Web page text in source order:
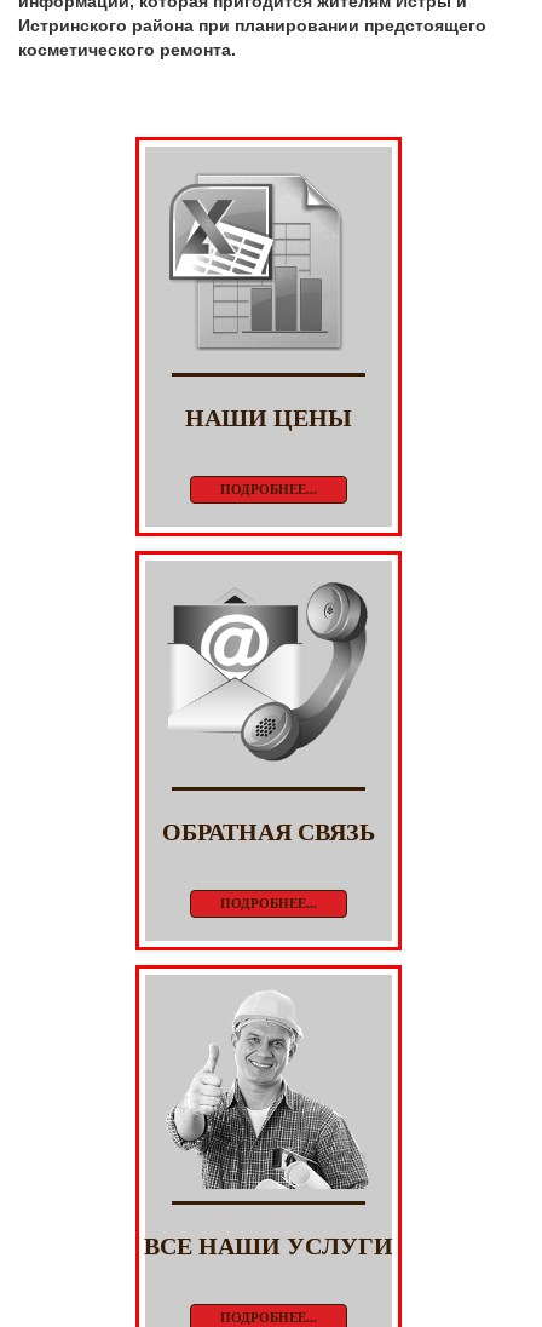
Истринского района при планировании предстоящего
косметического ремонта.
НАШИ ЦЕНЫ
ПОДРОБНЕЕ...
ОБРАТНАЯ СВЯЗЬ
ПОДРОБНЕЕ...
ВСЕ НАШИ УСЛУГИ
ПОДРОБНЕЕ...